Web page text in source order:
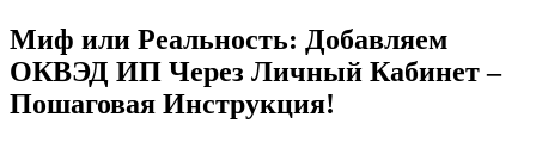
Миф или Реальность: Добавляем
ОКВЭД ИП Через Личный Кабинет –
Пошаговая Инструкция!